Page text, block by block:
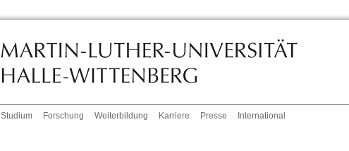
Studium Forschung Weiterbildung Karriere Presse International